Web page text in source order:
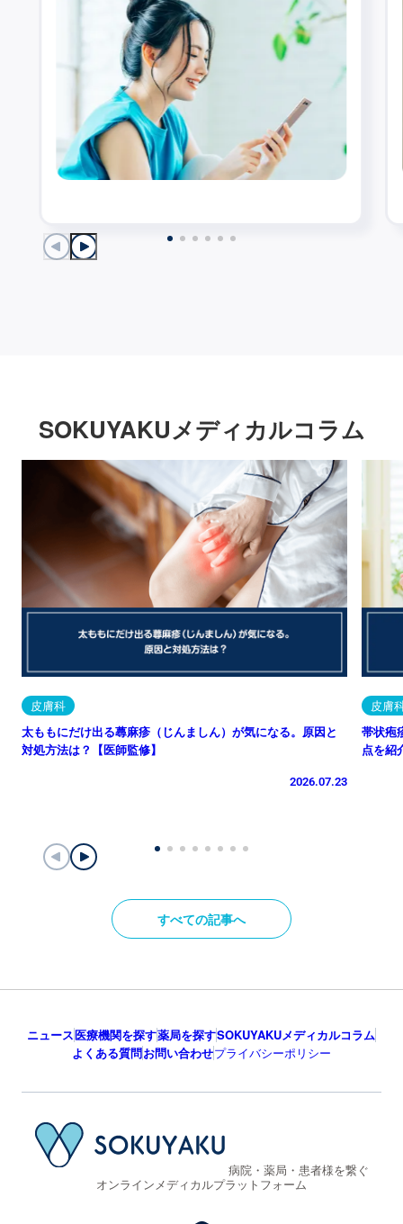
SOKUYAKUメディカルコラム
皮膚科
太ももにだけ出る蕁麻疹（じんましん）が気になる。原因と
対処方法は？【医師監修】
2026.07.23
皮膚
帯状疱
点を紹
すべての記事へ
ニュース医療機関を探す薬局を探すSOKUYAKUメディカルコラム
よくある質問お問い合わせプライバシーポリシー
病院・薬局・患者様を繋ぐ
オンラインメディカルプラットフォーム